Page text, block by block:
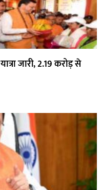
जारी, 2.19 करोड़ से